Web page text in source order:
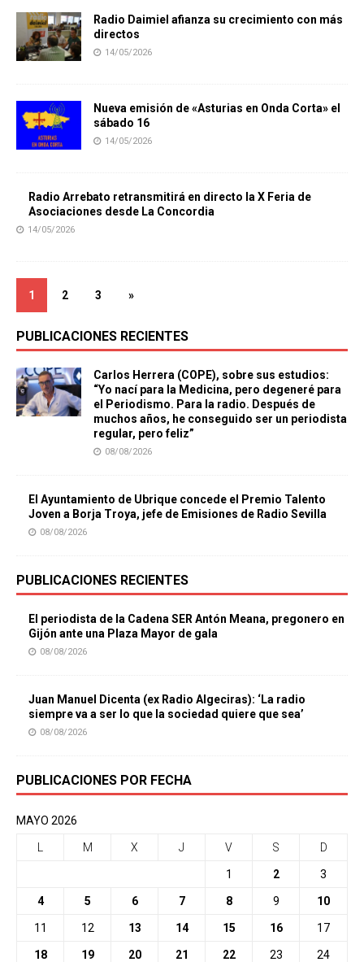
Radio Daimiel afianza su crecimiento con más
directos
14/05/2026
Nueva emisión de «Asturias en Onda Corta» el
sábado 16
14/05/2026
Radio Arrebato retransmitirá en directo la X Feria de
Asociaciones desde La Concordia
14/05/2026
1 2 3 »
PUBLICACIONES RECIENTES
Carlos Herrera (COPE), sobre sus estudios:
“Yo nací para la Medicina, pero degeneré para
el Periodismo. Para la radio. Después de
muchos años, he conseguido ser un periodista
regular, pero feliz”
08/08/2026
El Ayuntamiento de Ubrique concede el Premio Talento
Joven a Borja Troya, jefe de Emisiones de Radio Sevilla
08/08/2026
PUBLICACIONES RECIENTES
El periodista de la Cadena SER Antón Meana, pregonero en
Gijón ante una Plaza Mayor de gala
08/08/2026
Juan Manuel Dicenta (ex Radio Algeciras): ‘La radio
siempre va a ser lo que la sociedad quiere que sea’
08/08/2026
PUBLICACIONES POR FECHA
MAYO 2026
M X J V S D
1 2 3
4 5 6 7 8 9 10
11 12 13 14 15 16 17
18 19 20 21 22 23 24